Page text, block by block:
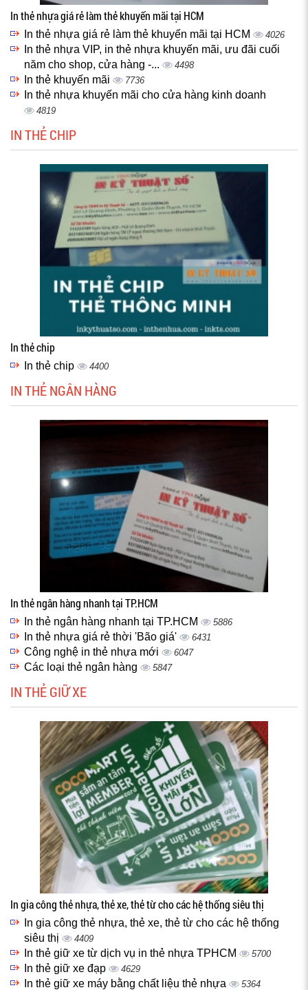
In thẻ nhựa giá rẻ làm thẻ khuyến mãi tại HCM
In thẻ nhựa giá rẻ làm thẻ khuyến mãi tại HCM 4026
In thẻ nhựa VIP, in thẻ nhựa khuyến mãi, ưu đãi cuối
năm cho shop, cửa hàng -...
4498
In thẻ khuyến mãi 7736
In thẻ nhựa khuyến mãi cho cửa hàng kinh doanh
4819
IN THẺ CHIP
In thẻ chip
In thẻ chip 4400
IN THẺ NGÂN HÀNG
In thẻ ngân hàng nhanh tại TP.HCM
In thẻ ngân hàng nhanh tại TP.HCM 5886
In thẻ nhựa giá rẻ thời 'Bão giá' 6431
Công nghệ in thẻ nhựa mới 6047
Các loại thẻ ngân hàng 5847
IN THẺ GIỮ XE
In gia công thẻ nhựa, thẻ xe, thẻ từ cho các hệ thống siêu thị
In gia công thẻ nhựa, thẻ xe, thẻ từ cho các hệ thống
siêu thị
4409
In thẻ giữ xe từ dịch vụ in thẻ nhựa TPHCM 5700
In thẻ giữ xe đạp 4629
In thẻ giữ xe máy bằng chất liệu thẻ nhựa 5364